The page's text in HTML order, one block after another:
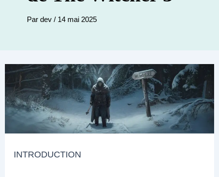
Par dev / 14 mai 2025
INTRODUCTION